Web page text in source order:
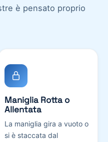
è pensato proprio
Maniglia Rotta o
Allentata
La maniglia gira a vuoto o
si è staccata dal